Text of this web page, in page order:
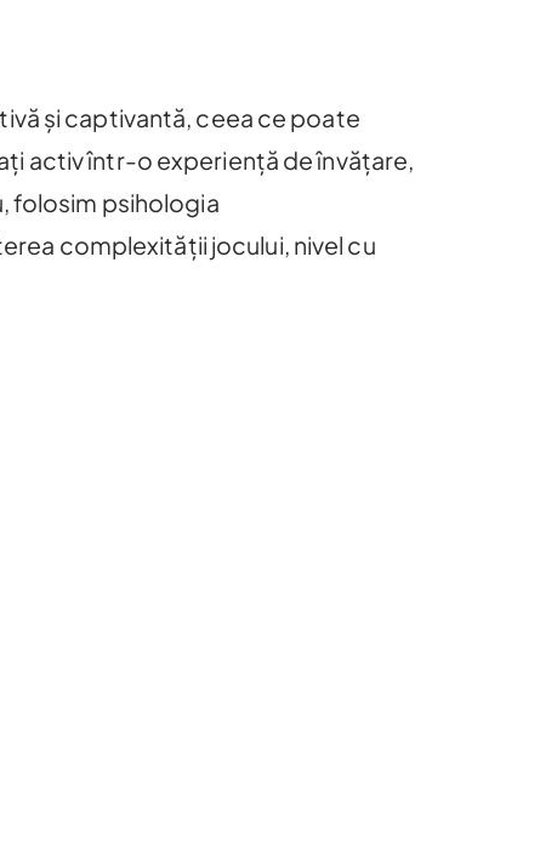
și captivantă, ceea ce poate
activ într-o experiență de învățare,
folosim psihologia
complexității jocului, nivel cu